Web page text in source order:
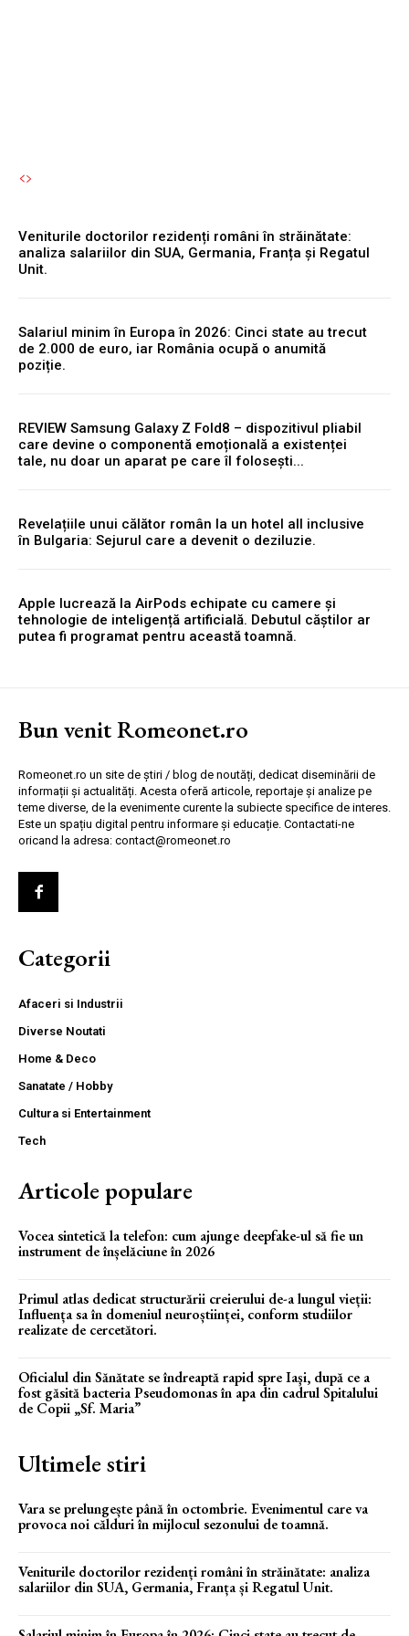
Veniturile doctorilor rezidenți români în străinătate:
analiza salariilor din SUA, Germania, Franța și Regatul
Unit.
Salariul minim în Europa în 2026: Cinci state au trecut
de 2.000 de euro, iar România ocupă o anumită
poziție.
REVIEW Samsung Galaxy Z Fold8 – dispozitivul pliabil
care devine o componentă emoțională a existenței
tale, nu doar un aparat pe care îl folosești...
Revelațiile unui călător român la un hotel all inclusive
în Bulgaria: Sejurul care a devenit o deziluzie.
Apple lucrează la AirPods echipate cu camere și
tehnologie de inteligență artificială. Debutul căștilor ar
putea fi programat pentru această toamnă.
Bun venit Romeonet.ro
Romeonet.ro un site de știri / blog de noutăți, dedicat diseminării de
informații și actualități. Acesta oferă articole, reportaje și analize pe
teme diverse, de la evenimente curente la subiecte specifice de interes.
Este un spațiu digital pentru informare și educație. Contactati-ne
oricand la adresa: contact@romeonet.ro
Categorii
Afaceri si Industrii
Diverse Noutati
Home & Deco
Sanatate / Hobby
Cultura si Entertainment
Tech
Articole populare
Vocea sintetică la telefon: cum ajunge deepfake-ul să fie un
instrument de înșelăciune în 2026
Primul atlas dedicat structurării creierului de-a lungul vieții:
Influența sa în domeniul neuroștiinței, conform studiilor
realizate de cercetători.
Oficialul din Sănătate se îndreaptă rapid spre Iaşi, după ce a
fost găsită bacteria Pseudomonas în apa din cadrul Spitalului
de Copii „Sf. Maria”
Ultimele stiri
Vara se prelungește până în octombrie. Evenimentul care va
provoca noi călduri în mijlocul sezonului de toamnă.
Veniturile doctorilor rezidenți români în străinătate: analiza
salariilor din SUA, Germania, Franța și Regatul Unit.